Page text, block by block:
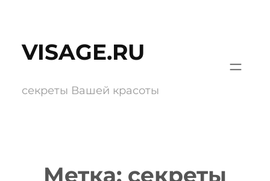
содержимому
VISAGE.RU
секреты Вашей красоты
Метка: секреты